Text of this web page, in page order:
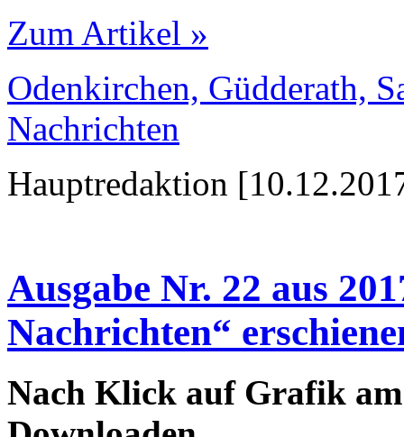
Zum Artikel »
Odenkirchen, Güdderath,
Nachrichten
Hauptredaktion
Ausgabe Nr. 22 aus
Nachrichten“
Nach Klick auf Grafik